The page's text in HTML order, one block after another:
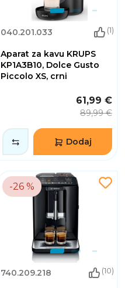
040.201.033 (1)
Aparat za kavu KRUPS
KP1A3B10, Dolce Gusto
Piccolo XS, crni
61,99 €
89,99 €
Dodaj
-26 %
740.209.218 (10)